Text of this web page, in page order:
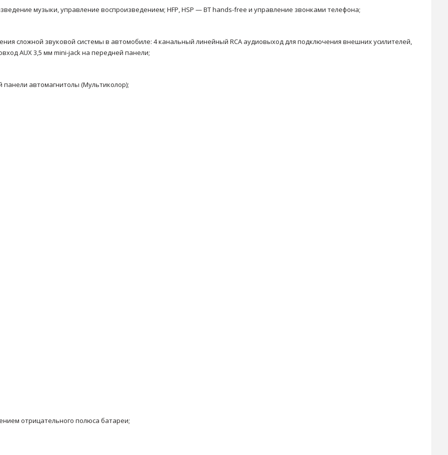
музыки, управление воспроизведением; HFP, HSP — BT hands-free и управление звонками телефона;
сложной звуковой системы в автомобиле: 4 канальный линейный RCA аудиовыход для подключения внешних усилителей,
AUX 3,5 мм mini-jack на передней панели;
автомагнитолы (Мультиколор);
отрицательного полюса батареи;